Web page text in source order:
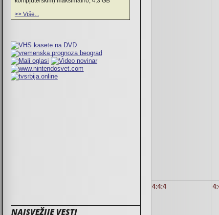
>> Više...
NAJSVEŽIJE VESTI
4:4:4